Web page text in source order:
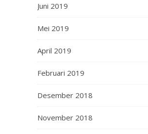
Juni 2019
Mei 2019
April 2019
Februari 2019
Desember 2018
November 2018